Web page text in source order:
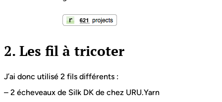
2. Les fil à tricoter
J’ai donc utilisé 2 fils différents :
– 2 écheveaux de Silk DK de chez URU.Yarn